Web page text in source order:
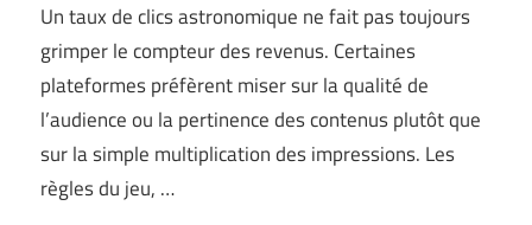
Un taux de clics astronomique ne fait pas toujours
grimper le compteur des revenus. Certaines
plateformes préfèrent miser sur la qualité de
l’audience ou la pertinence des contenus plutôt que
sur la simple multiplication des impressions. Les
règles du jeu, …